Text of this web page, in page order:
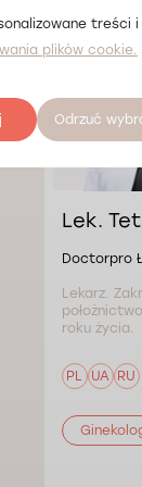
Lek.
Doctorpro
Lekarz.
roku życia.
PL UA RU
treści
plików cookie.
Odrzuć